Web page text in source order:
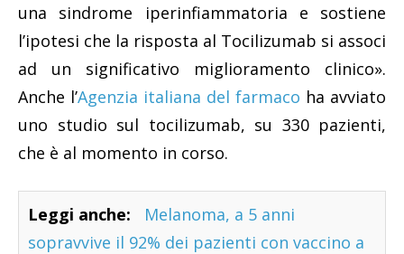
una sindrome iperinfiammatoria e sostiene
l’ipotesi che la risposta al Tocilizumab si associ
ad un significativo miglioramento clinico».
Anche l’Agenzia italiana del farmaco ha avviato
uno studio sul tocilizumab, su 330 pazienti,
che è al momento in corso.
Leggi anche:
Melanoma, a 5 anni
sopravvive il 92% dei pazienti con vaccino a